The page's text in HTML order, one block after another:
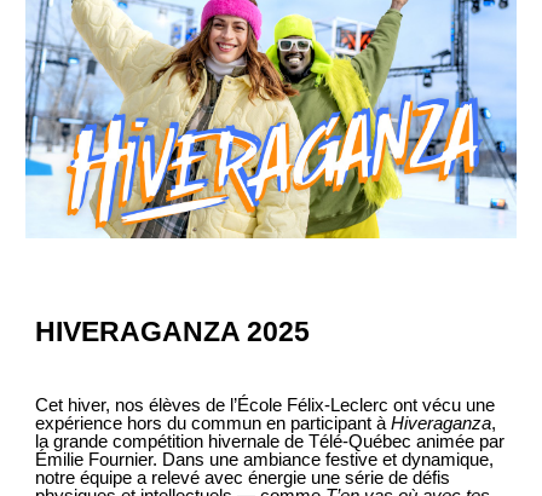
HIVERAGANZA 2025
Cet hiver, nos élèves de l’École Félix-Leclerc ont vécu une
expérience hors du commun en participant àHiveraganza,
la grande compétition hivernale de Télé-Québec animée par
Émilie Fournier. Dans une ambiance festive et dynamique,
notre équipe a relevé avec énergie une série de défis